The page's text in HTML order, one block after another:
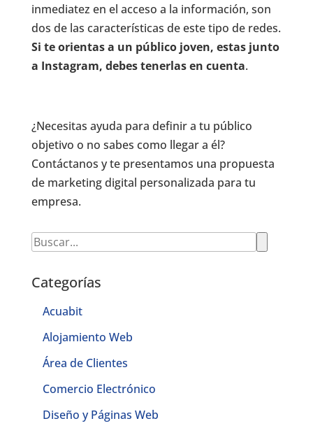
inmediatez en el acceso a la información, son
dos de las características de este tipo de redes.
Si te orientas a un público joven, estas junto
a Instagram, debes tenerlas en cuenta.
¿Necesitas ayuda para definir a tu público
objetivo o no sabes como llegar a él?
Contáctanos y te presentamos una propuesta
de marketing digital personalizada para tu
empresa.
Categorías
Acuabit
Alojamiento Web
Área de Clientes
Comercio Electrónico
Diseño y Páginas Web